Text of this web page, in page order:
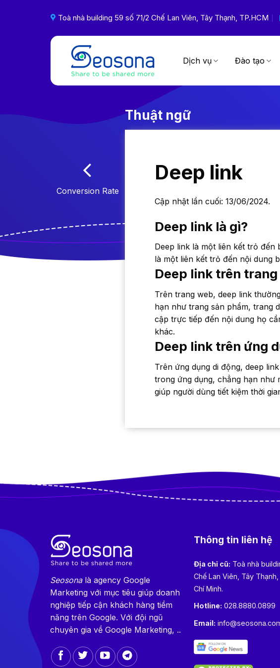
Toà nhà building 59 số 71/2 Chế Lan Viên, Tây Thạnh, TP.HCM
Dịch vụ Đào tạo
Conversion Rate
Thuật ngữ
Deep link
Cập nhật lần cuối: 13/06/2024.
Deep link là gì?
Deep link là một liên kết trỏ
là một liên kết trỏ đến nội dung
Deep link trên
Trên trang web, deep link
hạn như trang sản phẩm, trang
cập trực tiếp đến nội dung họ
khác.
Deep link trên ứng
Trên ứng dụng di động, deep
trong ứng dụng, chẳng hạn như
giúp người dùng tiết kiệm thời
Seosonalà agency Google
Marketing với mục tiêu giúp doanh
nghiệp tiếp cận khách hàng tiềm
năng trên Google. Với đội ngũ
chuyên gia về Google Marketing, ..
Thông tin liên hệ
Địa chỉ cũ: Toà nhà
Chế Lan Viên, Tây
Chí Minh.
Hotline: 028.8880.0899
Email: